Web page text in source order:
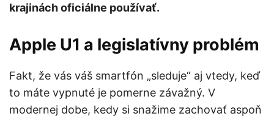
krajinách oficiálne používať.
Apple U1 a legislatívny problém
Fakt, že vás váš smartfón „sleduje“ aj vtedy, keď
to máte vypnuté je pomerne závažný. V
modernej dobe, kedy si snažime zachovať aspoň